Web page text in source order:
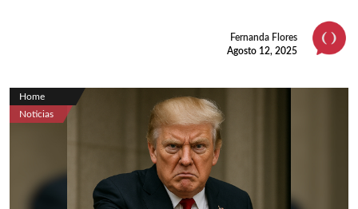
Fernanda Flores
Agosto 12, 2025
Home
Noticias